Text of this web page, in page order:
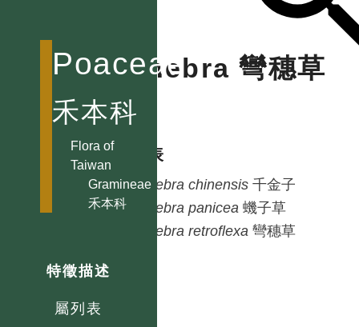
Poaceae
禾本科
Flora of
Taiwan
Gramineae
禾本科
特徵描述
屬列表
假淡竹葉屬
山澗草屬
寒竹屬
Chloris 虎尾草屬
Chrysopogon
隱子草屬
Cymbopogon
Dinebra 彎穗草
屬
種列表
Dinebra chinensis 千金子
Dinebra panicea 蟣子草
Dinebra retroflexa 彎穗草